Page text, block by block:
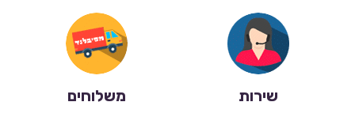
שירות משלוחים